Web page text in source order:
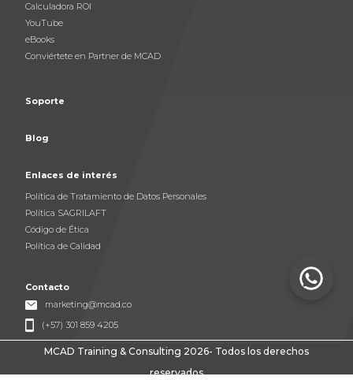
Calculadora ROI
YouTube
eBooks
Conviértete en Partner de MCAD
Soporte
Blog
Enlaces de interés
Política de Tratamiento de Datos Personales
Política SAGRILAFT
Código de Ética
Política de Calidad
Contacto
marketing@mcad.co
(+57) 301 859 4205
MCAD Training & Consulting 2026- Todos los derechos
reservados